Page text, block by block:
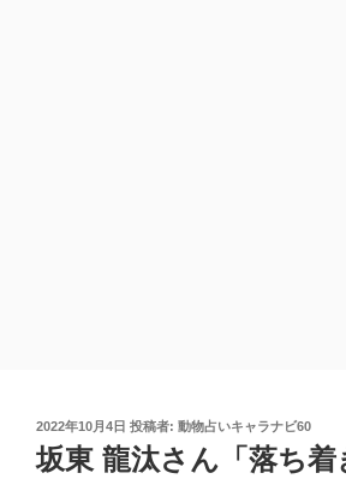
投
稿
日:
2022年10月4日 投稿者: 動物占いキャラナビ60
坂東 龍汰さん「落ち